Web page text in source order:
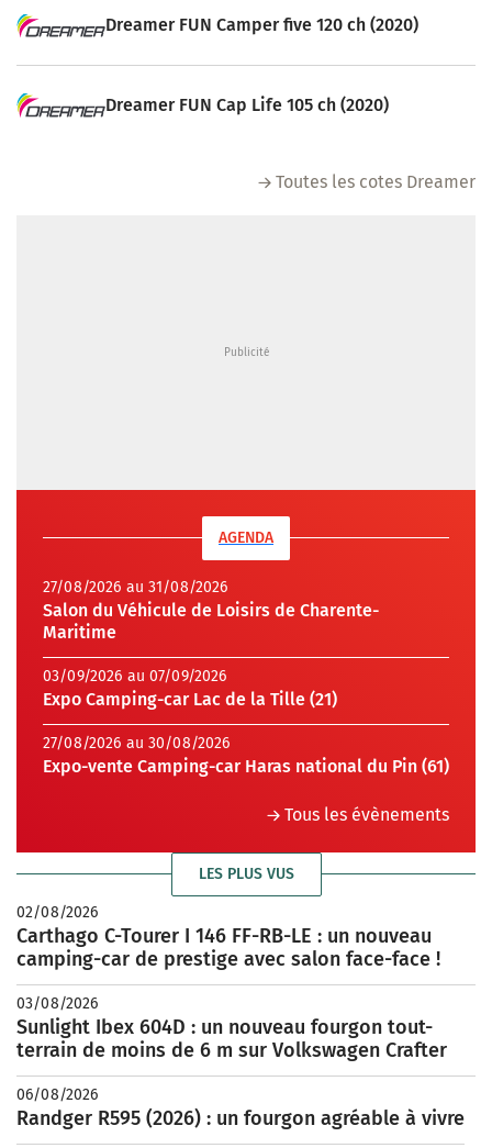
Dreamer FUN Camper five 120 ch (2020)
Dreamer FUN Cap Life 105 ch (2020)
Toutes les cotes Dreamer
AGENDA
27/08/2026 au 31/08/2026
Salon du Véhicule de Loisirs de Charente-
Maritime
03/09/2026 au 07/09/2026
Expo Camping-car Lac de la Tille (21)
27/08/2026 au 30/08/2026
Expo-vente Camping-car Haras national du Pin (61)
Tous les évènements
LES PLUS VUS
02/08/2026
Carthago C-Tourer I 146 FF-RB-LE : un nouveau
camping-car de prestige avec salon face-face !
03/08/2026
Sunlight Ibex 604D : un nouveau fourgon tout-
terrain de moins de 6 m sur Volkswagen Crafter
06/08/2026
Randger R595 (2026) : un fourgon agréable à vivre